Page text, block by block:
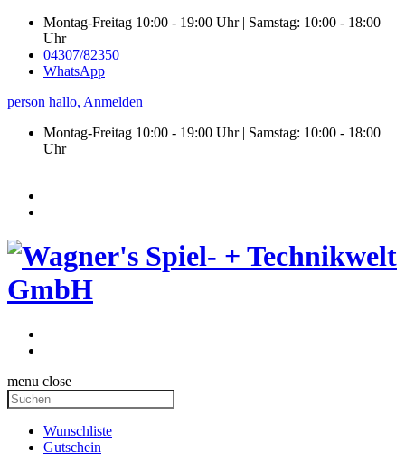
Montag-Freitag 10:00 - 19:00 Uhr | Samstag: 10:00 - 18:00
Uhr
04307/82350
WhatsApp
person hallo, Anmelden
Montag-Freitag 10:00 - 19:00 Uhr | Samstag: 10:00 - 18:00
Uhr
menu close
Wunschliste
Gutschein